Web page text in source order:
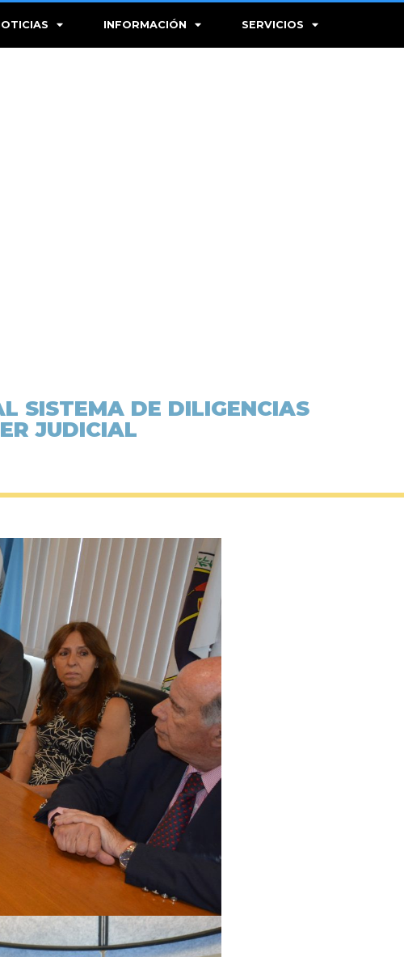
INFORMACIÓN SERVICIOS
SISTEMA DE DILIGENCIAS
JUDICIAL